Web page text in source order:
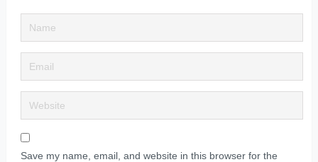
Save my name, email, and website in this browser for the